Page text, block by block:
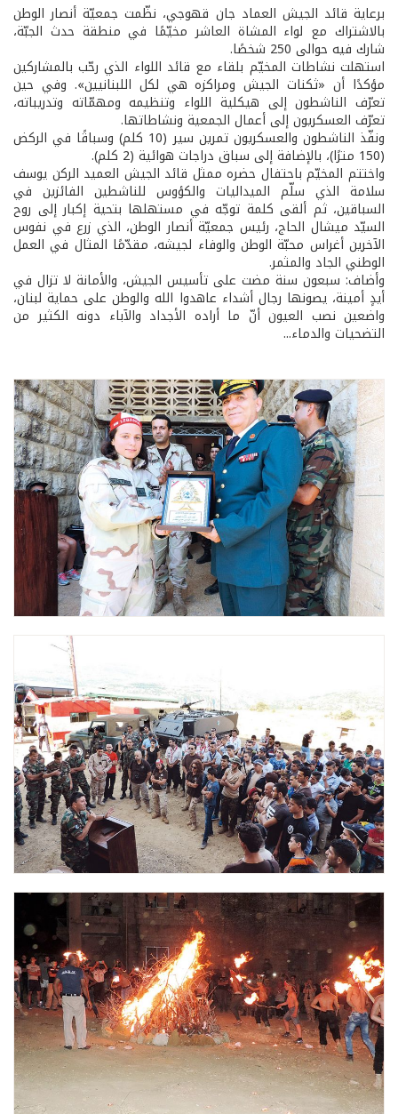
برعاية قائد الجيش العماد جان قهوجي، نظّمت جمعيّة أنصار الوطن
بالاشتراك مع لواء المشاة العاشر مخيّمًا في منطقة حدث الجبّة،
شارك فيه حوالى 250 شخصًا.
استهلت نشاطات المخيّم بلقاء مع قائد اللواء الذي رحّب بالمشاركين
مؤكدًا أن «ثكنات الجيش ومراكزه هي لكل اللبنانيين». وفي حين
تعرّف الناشطون إلى هيكلية اللواء وتنظيمه ومهمّاته وتدريباته،
تعرّف العسكريون إلى أعمال الجمعية ونشاطاتها.
ونفّذ الناشطون والعسكريون تمرين سير (10 كلم) وسباقًا في الركض
(150 مترًا)، بالإضافة إلى سباق دراجات هوائية (2 كلم).
واختتم المخيّم باحتفال حضره ممثل قائد الجيش العميد الركن يوسف
سلامة الذي سلّم الميداليات والكؤوس للناشطين الفائزين في
السباقين، ثم ألقى كلمة توجّه في مستهلها بتحية إكبار إلى روح
السيّد ميشال الحاج، رئيس جمعيّة أنصار الوطن، الذي زرع في نفوس
الآخرين أغراس محبّة الوطن والوفاء لجيشه، مقدّمًا المثال في العمل
الوطني الجاد والمثمر.
وأضاف: سبعون سنة مضت على تأسيس الجيش، والأمانة لا تزال في
أيدٍ أمينة، يصونها رجال أشداء عاهدوا الله والوطن على حماية لبنان،
واضعين نصب العيون أنّ ما أراده الأجداد والآباء دونه الكثير من
التضحيات والدماء...